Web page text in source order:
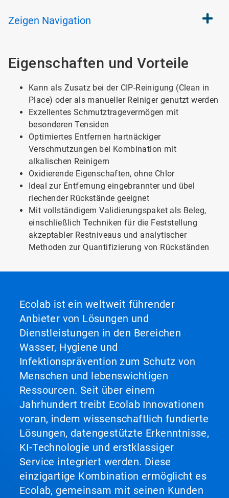
Zeigen Navigation
Eigenschaften und Vorteile
Kann als Zusatz bei der CIP-Reinigung (Clean in
Place) oder als manueller Reiniger genutzt werden
Exzellentes Schmutztragevermögen mit
besonderen Tensiden
Optimiertes Entfernen hartnäckiger
Verschmutzungen bei Kombination mit
alkalischen Reinigern
Oxidierende Eigenschaften, ohne Chlor
Ideal zur Entfernung eingebrannter und übel
riechender Rückstände geeignet
Mit vollständigem Validierungspaket als Beleg,
einschließlich Techniken für die Feststellung
akzeptabler Restniveaus und analytischer
Methoden zur Quantifizierung von Rückständen
Ecolab ist ein weltweit führender
Anbieter von Lösungen und
Dienstleistungen in den Bereichen
Wasser, Hygiene und
Infektionsprävention zum Schutz von
Menschen und lebenswichtigen
Ressourcen. Seit über einem
Jahrhundert treibt Ecolab Innovationen
voran, indem wissenschaftlich fundierte
Lösungen, datengestützte Erkenntnisse,
KI-Technologie und erstklassiger
Service integriert werden. Diese
einzigartige Kombination ermöglicht es
Ecolab, gemeinsam mit seinen Kunden